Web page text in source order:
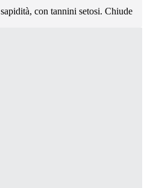
con tannini setosi. Chiude